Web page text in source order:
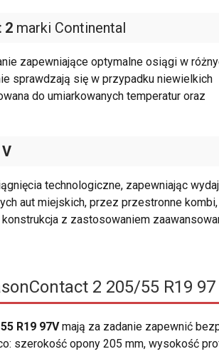
2 marki Continental
zapewniające optymalne osiągi w
sprawdzają się w przypadku niewielkich
do umiarkowanych temperatur oraz
technologiczne, zapewniając
aut miejskich, przez przestronne
z zastosowaniem
2 205/55 R19 97
R19 97Vmają za zadanie zapewnić
szerokość opony 205 mm, wysokość